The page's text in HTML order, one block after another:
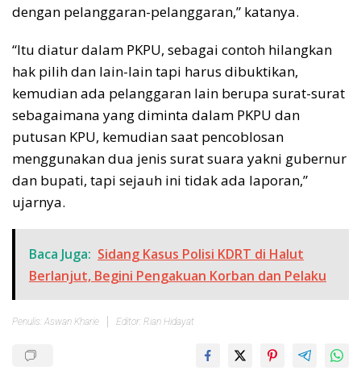
dengan pelanggaran-pelanggaran,” katanya.
“Itu diatur dalam PKPU, sebagai contoh hilangkan
hak pilih dan lain-lain tapi harus dibuktikan,
kemudian ada pelanggaran lain berupa surat-surat
sebagaimana yang diminta dalam PKPU dan
putusan KPU, kemudian saat pencoblosan
menggunakan dua jenis surat suara yakni gubernur
dan bupati, tapi sejauh ini tidak ada laporan,”
ujarnya.
Baca Juga: Sidang Kasus Polisi KDRT di Halut
Berlanjut, Begini Pengakuan Korban dan Pelaku
Penulis: Aswan Kharie Editor: Rian Hidayat